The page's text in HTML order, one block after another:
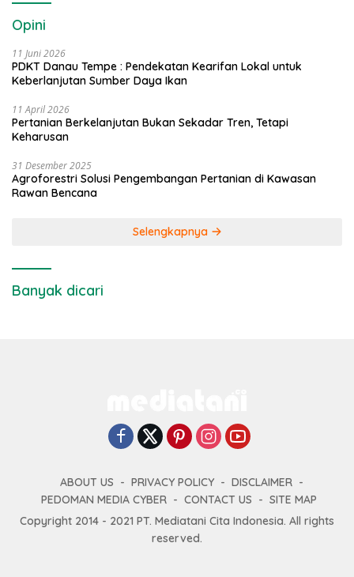
Opini
11 Juni 2026
PDKT Danau Tempe : Pendekatan Kearifan Lokal untuk
Keberlanjutan Sumber Daya Ikan
11 April 2026
Pertanian Berkelanjutan Bukan Sekadar Tren, Tetapi
Keharusan
31 Desember 2025
Agroforestri Solusi Pengembangan Pertanian di Kawasan
Rawan Bencana
Selengkapnya
Banyak dicari
ABOUT US PRIVACY POLICY
DISCLAIMER
PEDOMAN MEDIA CYBER
CONTACT US
SITE MAP
Copyright 2014 - 2021 PT. Mediatani Cita Indonesia. All rights
reserved.